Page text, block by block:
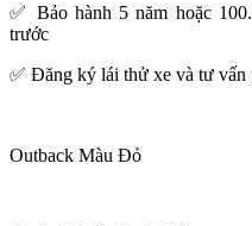
✅ Bảo hành 5 năm hoặc
trước
✅ Đăng ký lái thử xe và tư vấn
Outback Màu Đỏ